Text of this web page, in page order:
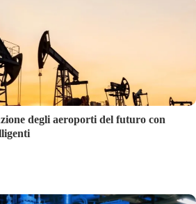
degli aeroporti del futuro con